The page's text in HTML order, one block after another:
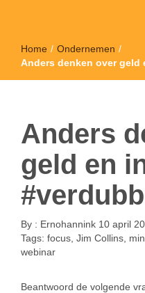
Home / Ondernemen /
Anders denken over geld
Anders
geld en
By : Ernohannink 10 april
Tags: focus Jim Collins
webinar
Beantwoord de volgende